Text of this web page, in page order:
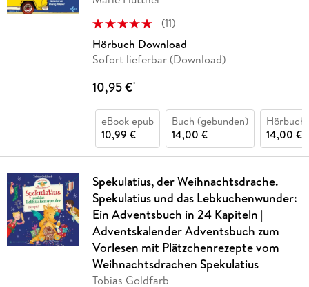
(11)
Hörbuch Download
Sofort lieferbar (Download)
10,95 €*
eBook epub
10,99 €
Buch (gebunden)
14,00 €
Hörbuch
14,00 €
Spekulatius, der Weihnachtsdrache.
Spekulatius und das Lebkuchenwunder:
Ein Adventsbuch in 24 Kapiteln |
Adventskalender Adventsbuch zum
Vorlesen mit Plätzchenrezepte vom
Weihnachtsdrachen Spekulatius
Tobias Goldfarb